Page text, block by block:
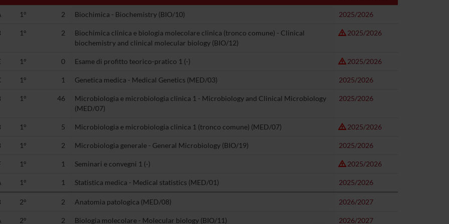
1° 2 Biochimica - Biochemistry (BIO/10) 2025/2026
1° 2
Biochimica clinica e biologia molecolare clinica (tronco comune) - Clinical
biochemistry and clinical molecular biology (BIO/12)
2025/2026
1° 0 Esame di profitto teorico-pratico 1 (-) 2025/2026
1° 1 Genetica medica - Medical Genetics (MED/03) 2025/2026
1° 46
Microbiologia e microbiologia clinica 1 - Microbiology and Clinical Microbiology
(MED/07)
2025/2026
1° 5 Microbiologia e microbiologia clinica 1 (tronco comune) (MED/07) 2025/2026
1° 2 Microbiologia generale - General Microbiology (BIO/19) 2025/2026
1° 1 Seminari e convegni 1 (-) 2025/2026
1° 1 Statistica medica - Medical statistics (MED/01) 2025/2026
2° 2 Anatomia patologica (MED/08) 2026/2027
2° 2 Biologia molecolare - Molecular biology (BIO/11) 2026/2027